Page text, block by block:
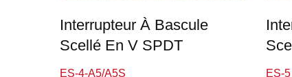
Interrupteur À Bascule
Scellé En V SPDT
ES-4-A5/A5S ES-5